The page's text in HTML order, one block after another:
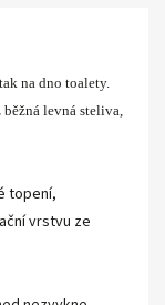
na dno toalety.
levná steliva,
topení,
vrstvu ze